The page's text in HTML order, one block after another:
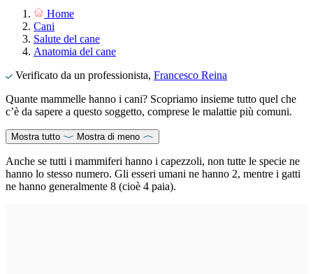
Home
Cani
Salute del cane
Anatomia del cane
Verificato da un professionista, Francesco Reina
Quante mammelle hanno i cani? Scopriamo insieme tutto quel che
c’è da sapere a questo soggetto, comprese le malattie più comuni.
Mostra tutto Mostra di meno
Anche se tutti i mammiferi hanno i capezzoli, non tutte le specie ne
hanno lo stesso numero. Gli esseri umani ne hanno 2, mentre i gatti
ne hanno generalmente 8 (cioè 4 paia).